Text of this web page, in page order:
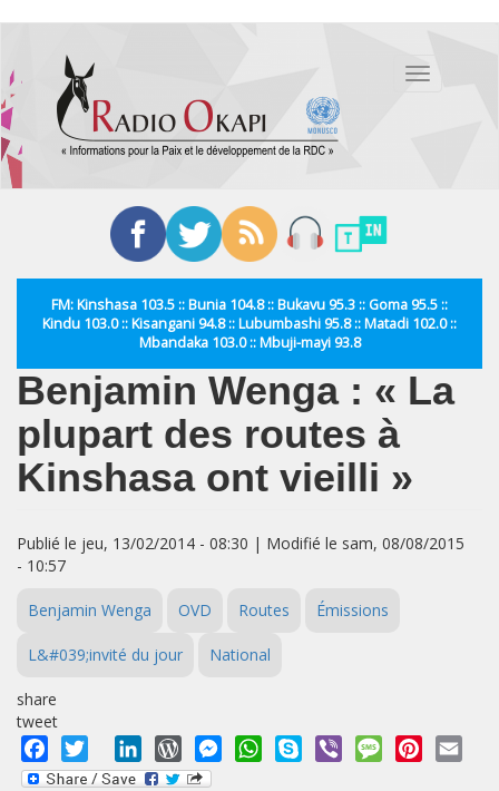
contenu
principal
Toggle
FM: Kinshasa 103.5 :: Bunia 104.8 :: Bukavu 95.3 :: Goma 95.5 ::
Kindu 103.0 :: Kisangani 94.8 :: Lubumbashi 95.8 :: Matadi 102.0 ::
Mbandaka 103.0 :: Mbuji-mayi 93.8
Benjamin Wenga : « La
plupart des routes à
Kinshasa ont vieilli »
Publié le jeu, 13/02/2014 - 08:30 | Modifié le sam, 08/08/2015
- 10:57
Benjamin Wenga OVD Routes Émissions
L&#039;invité du jour National
share
tweet
Facebook
Twitter LinkedInWordPressMessengerWhatsApp
Skype Viber MessagePinterest